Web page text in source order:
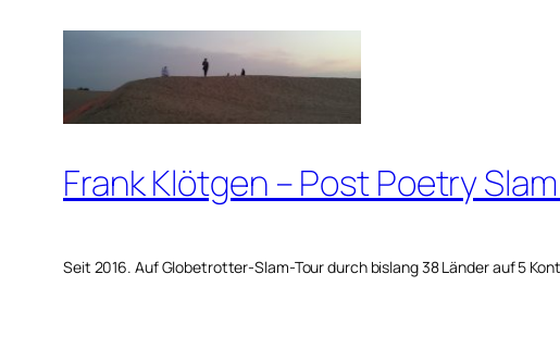
springen
Frank Klötgen – Post Poetry
Seit 2016. Auf Globetrotter-Slam-Tour durch bislang 38 Länder auf 5